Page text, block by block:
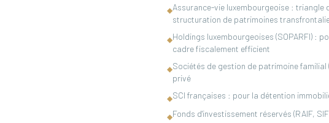
◆Assurance-vie luxembourgeoise :
structuration de patrimoines
◆Holdings luxembourgeoises (SOPARFI) :
cadre fiscalement efficient
◆Sociétés de gestion de patrimoine
privé
◆SCI françaises : pour la détention
◆Fonds d'investissement réservés (RAIF,